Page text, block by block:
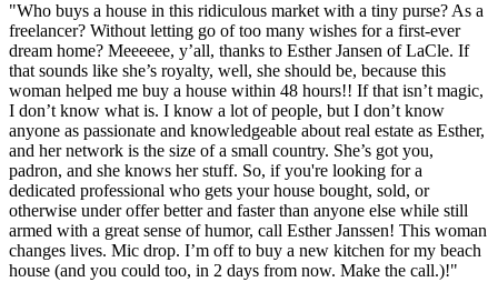
"Who buys a house in this ridiculous market with a tiny purse? As a
freelancer? Without letting go of too many wishes for a first-ever
dream home? Meeeeee, y’all, thanks to Esther Jansen of LaCle. If
that sounds like she’s royalty, well, she should be, because this
woman helped me buy a house within 48 hours!! If that isn’t magic,
I don’t know what is. I know a lot of people, but I don’t know
anyone as passionate and knowledgeable about real estate as Esther,
and her network is the size of a small country. She’s got you,
padron, and she knows her stuff. So, if you're looking for a
dedicated professional who gets your house bought, sold, or
otherwise under offer better and faster than anyone else while still
armed with a great sense of humor, call Esther Janssen! This woman
changes lives. Mic drop. I’m off to buy a new kitchen for my beach
house (and you could too, in 2 days from now. Make the call.)!"